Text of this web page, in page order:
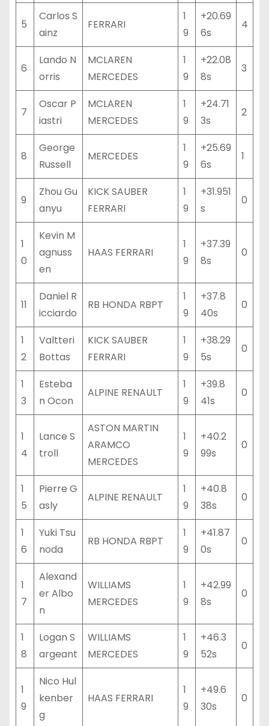
5
Carlos S
ainz
FERRARI
1
9
+20.69
6s
4
6
Lando N
orris
MCLAREN
MERCEDES
1
9
+22.08
8s
3
7
Oscar P
iastri
MCLAREN
MERCEDES
1
9
+24.71
3s
2
8
George
Russell
MERCEDES
1
9
+25.69
6s
1
9
Zhou Gu
anyu
KICK SAUBER
FERRARI
1
9
+31.951
s
0
1
0
Kevin M
agnuss
en
HAAS FERRARI
1
9
+37.39
8s
0
11
Daniel R
icciardo
RB HONDA RBPT
1
9
+37.8
40s
0
1
2
Valtteri
Bottas
KICK SAUBER
FERRARI
1
9
+38.29
5s
0
1
3
Esteba
n Ocon
ALPINE RENAULT
1
9
+39.8
41s
0
1
4
Lance S
troll
ASTON MARTIN
ARAMCO
MERCEDES
1
9
+40.2
99s
0
1
5
Pierre G
asly
ALPINE RENAULT
1
9
+40.8
38s
0
1
6
Yuki Tsu
noda
RB HONDA RBPT
1
9
+41.87
0s
0
1
7
Alexand
er Albo
n
WILLIAMS
MERCEDES
1
9
+42.99
8s
0
1
8
Logan S
argeant
WILLIAMS
MERCEDES
1
9
+46.3
52s
0
1
9
Nico Hul
kenber
g
HAAS FERRARI
1
9
+49.6
30s
0